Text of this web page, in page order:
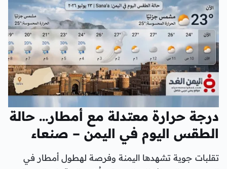
درجة حرارة معتدلة مع أمطار… حالة
الطقس اليوم في اليمن – صنعاء
تقلبات جوية تشهدها اليمنة وفرصة لهطول أمطار في